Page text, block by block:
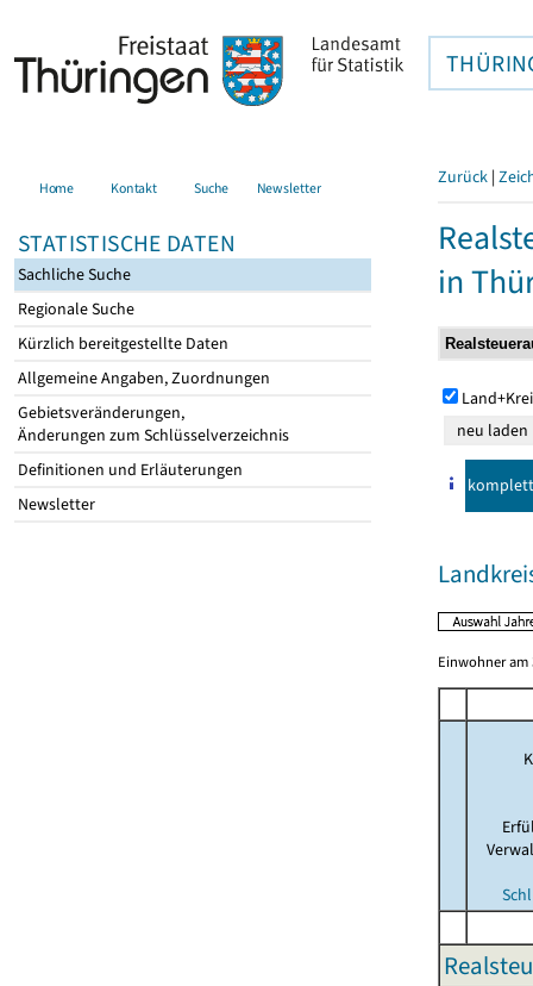
Home Kontakt Suche Newsletter
STATISTISCHE DATEN
Sachliche Suche
Regionale Suche
Kürzlich bereitgestellte Daten
Allgemeine Angaben, Zuordnungen
Gebietsveränderungen,
Änderungen zum Schlüsselverzeichnis
Definitionen und Erläuterungen
Newsletter
Zurück |
in
komplett
Einwohner am